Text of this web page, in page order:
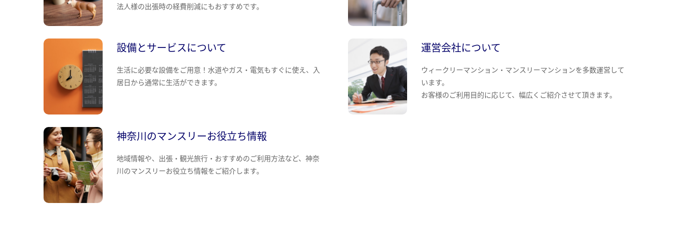
法人様の出張時の経費削減にもおすすめです。
設備とサービスについて
生活に必要な設備をご用意！水道やガス・電気もすぐに使え、入
居日から通常に生活ができます。
運営会社について
ウィークリーマンション・マンスリーマンションを多数運営して
います。
お客様のご利用目的に応じて、幅広くご紹介させて頂きます。
神奈川のマンスリーお役立ち情報
地域情報や、出張・観光旅行・おすすめのご利用方法など、神奈
川のマンスリーお役立ち情報をご紹介します。